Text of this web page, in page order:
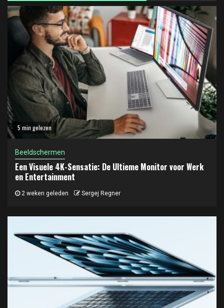
5 min gelezen
Beeldschermen
Een Visuele 4K-Sensatie: De Ultieme Monitor voor Werk
en Entertainment
2 weken geleden Sergej Regner